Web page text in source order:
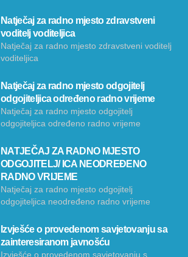
Natječaj za radno mjesto zdravstveni
voditelj voditeljica
Natječaj za radno mjesto zdravstveni voditelj
voditeljica
Natječaj za radno mjesto odgojitelj
odgojiteljica određeno radno vrijeme
Natječaj za radno mjesto odgojitelj
odgojiteljica određeno radno vrijeme
NATJEČAJ ZA RADNO MJESTO
ODGOJITELJ/ ICA NEODREĐENO
RADNO VRIJEME
Natječaj za radno mjesto odgojitelj
odgojiteljica neodređeno radno vrijeme
Izvješće o provedenom savjetovanju sa
zainteresiranom javnošću
Izvješće o provedenom savjetovanju s